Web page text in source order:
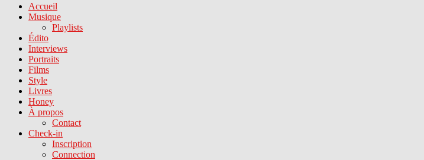
Accueil
Musique
Playlists
Édito
Interviews
Portraits
Films
Style
Livres
Honey
À propos
Contact
Check-in
Inscription
Connection